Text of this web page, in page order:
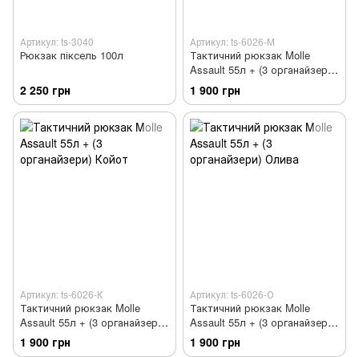
Артикул: ts-3040
Рюкзак піксель 100л
2 250 грн
Артикул: ts-6026-М
Тактичний рюкзак Molle
Assault 55л + (3 органайзери)
Мультикам
1 900 грн
Артикул: ts-6026-К
Тактичний рюкзак Molle
Assault 55л + (3 органайзери)
Койот
1 900 грн
Артикул: ts-6026-О
Тактичний рюкзак Molle
Assault 55л + (3 органайзери)
Олива
1 900 грн